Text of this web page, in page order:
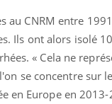
au CNRM entre
Ils ont alors isolé
« Cela ne
se concentre sur
en Europe en